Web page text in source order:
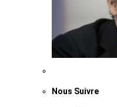
Nous Suivre